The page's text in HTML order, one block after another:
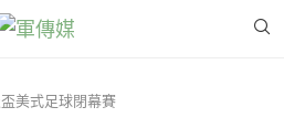
美式足球閉幕賽